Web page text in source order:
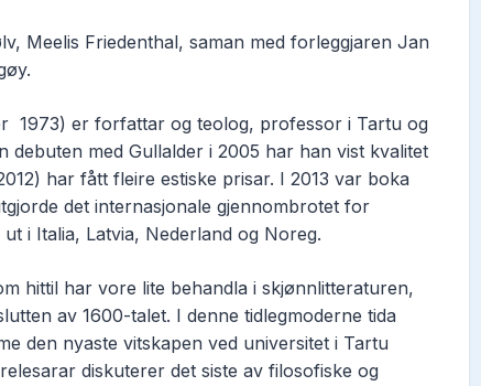
Meelis Friedenthal, saman med forleggjaren Jan
1973) er forfattar og teolog, professor i Tartu og
debuten med Gullalder i 2005 har han vist kvalitet
har fått fleire estiske prisar. I 2013 var boka
det internasjonale gjennombrotet for
i Italia, Latvia, Nederland og Noreg.
hittil har vore lite behandla i skjønnlitteraturen,
av 1600-talet. I denne tidlegmoderne tida
den nyaste vitskapen ved universitet i Tartu
diskuterer det siste av filosofiske og